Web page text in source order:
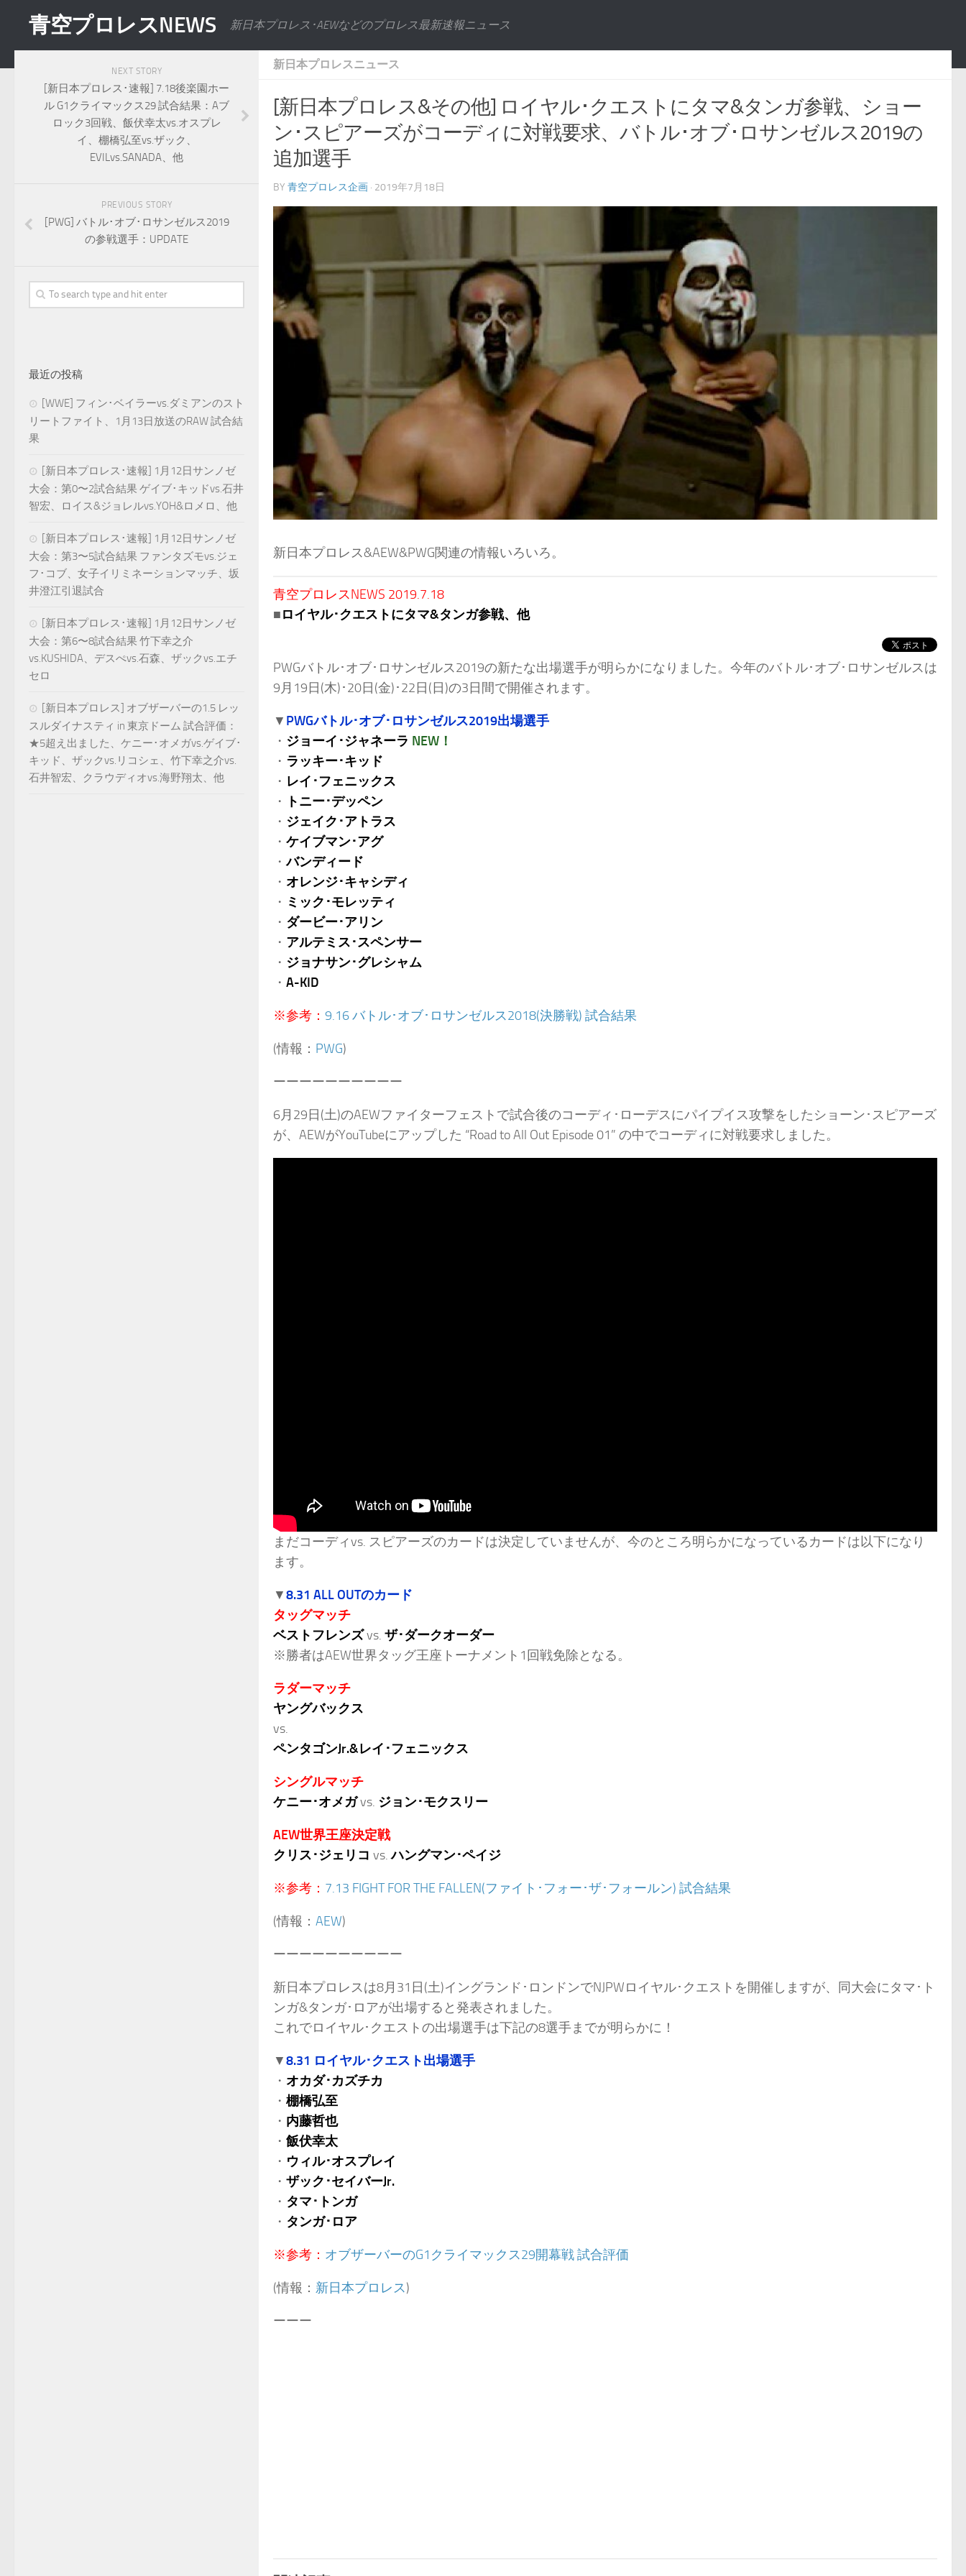
青空プロレスNEWS 新日本プロレス･AEWなどのプロレス最新速報ニュース
新日本プロレスニュース
[新日本プロレス&その他] ロイヤル･クエストにタマ&タンガ参戦、ショー
ン･スピアーズがコーディに対戦要求、バトル･オブ･ロサンゼルス2019の
追加選手
BY 青空プロレス企画 · 2019年7月18日
新日本プロレス&AEW&PWG関連の情報いろいろ。
青空プロレスNEWS 2019.7.18
■ロイヤル･クエストにタマ&タンガ参戦、他
PWGバトル･オブ･ロサンゼルス2019の新たな出場選手が明らかになりました。今年のバトル･オブ･ロサンゼルスは
9月19日(木)･20日(金)･22日(日)の3日間で開催されます。
▼ PWGバトル･オブ･ロサンゼルス2019出場選手
・ ジョーイ･ジャネーラ NEW！
・ ラッキー･キッド
・ レイ･フェニックス
・ トニー･デッペン
・ ジェイク･アトラス
・ ケイブマン･アグ
・バンディード
・ オレンジ･キャシディ
・ ミック･モレッティ
・ ダービー･アリン
・ アルテミス･スペンサー
・ ジョナサン･グレシャム
・ A-KID
※参考： 9.16 バトル･オブ･ロサンゼルス2018(決勝戦) 試合結果
(情報： PWG)
ーーーーーーーーーー
6月29日(土)のAEWファイターフェストで試合後のコーディ･ローデスにパイプイス攻撃をしたショーン･スピアーズ
が、AEWがYouTubeにアップした “Road to All Out Episode 01” の中でコーディに対戦要求しました。
まだコーディvs. スピアーズのカードは決定していませんが、今のところ明らかになっているカードは以下になり
ます。
▼8.31 ALL OUTのカード
タッグマッチ
ベストフレンズvs. ザ･ダークオーダー
※勝者はAEW世界タッグ王座トーナメント1回戦免除となる。
ラダーマッチ
ヤングバックス
vs.
ペンタゴンJr.&レイ･フェニックス
シングルマッチ
ケニー･オメガvs. ジョン･モクスリー
AEW世界王座決定戦
クリス･ジェリコ vs.ハングマン･ペイジ
※参考： 7.13 FIGHT FOR THE FALLEN(ファイト･フォー･ザ･フォールン) 試合結果
(情報： AEW)
ーーーーーーーーーー
新日本プロレスは8月31日(土)イングランド･ロンドンでNJPWロイヤル･クエストを開催しますが、同大会にタマ･ト
ンガ&タンガ･ロアが出場すると発表されました。
これでロイヤル･クエストの出場選手は下記の8選手までが明らかに！
▼8.31 ロイヤル･クエスト出場選手
・ オカダ･カズチカ
・ 棚橋弘至
・ 内藤哲也
・ 飯伏幸太
・ ウィル･オスプレイ
・ ザック･セイバーJr.
・ タマ･トンガ
・ タンガ･ロア
※参考： オブザーバーのG1クライマックス29開幕戦 試合評価
(情報： 新日本プロレス)
ーーー
NEXT STORY
[新日本プロレス･速報] 7.18後楽園ホー
ル G1クライマックス29 試合結果：Aブ
ロック3回戦、飯伏幸太vs.オスプレ
イ、棚橋弘至vs.ザック、
EVILvs.SANADA、他
PREVIOUS STORY
[PWG] バトル･オブ･ロサンゼルス2019
の参戦選手：UPDATE
最近の投稿
[WWE] フィン･ベイラーvs.ダミアンのスト
リートファイト、1月13日放送のRAW 試合結
果
[新日本プロレス･速報] 1月12日サンノゼ
大会：第0〜2試合結果 ゲイブ･キッドvs.石井
智宏、ロイス&ジョレルvs.YOH&ロメロ、他
[新日本プロレス･速報] 1月12日サンノゼ
大会：第3〜5試合結果 ファンタズモvs.ジェ
フ･コブ、女子イリミネーションマッチ、坂
井澄江引退試合
[新日本プロレス･速報] 1月12日サンノゼ
大会：第6〜8試合結果 竹下幸之介
vs.KUSHIDA、デスぺvs.石森、ザックvs.エチ
セロ
[新日本プロレス] オブザーバーの1.5 レッ
スルダイナスティ in 東京ドーム 試合評価：
★5超え出ました、ケニー･オメガvs.ゲイブ･
キッド、ザックvs.リコシェ、竹下幸之介vs.
石井智宏、クラウディオvs.海野翔太、他